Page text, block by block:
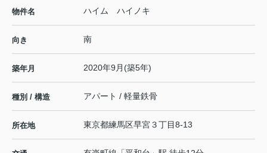
物件名 ハイム ハイノキ
向き 南
築年月 2020年9月(築5年)
種別 / 構造 アパート / 軽量鉄骨
所在地 東京都練馬区早宮３丁目8-13